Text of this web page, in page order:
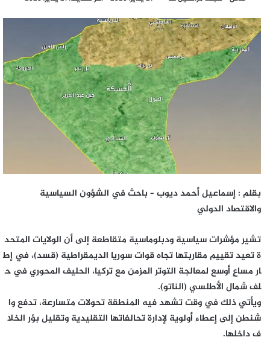
إلكترونيا
بقلم : إسماعيل أحمد ديوب – باحث في الشؤون السياسية
والاقتصاد الدولي
تشير مؤشرات سياسية ودبلوماسية متقاطعة إلى أن الولايات المتحد
ة تعيد تقييم مقاربتها تجاه قوات سوريا الديمقراطية (قسد)، في إط
ار مساعٍ أوسع لمعالجة التوتر المزمن مع تركيا، الحليف المحوري في ح
لف شمال الأطلسي (الناتو).
ويأتي ذلك في وقت تشهد فيه المنطقة تحولات متسارعة، تدفع وا
شنطن إلى إعطاء أولوية لإدارة تحالفاتها التقليدية وتقليل بؤر الخلا
ف داخلها.